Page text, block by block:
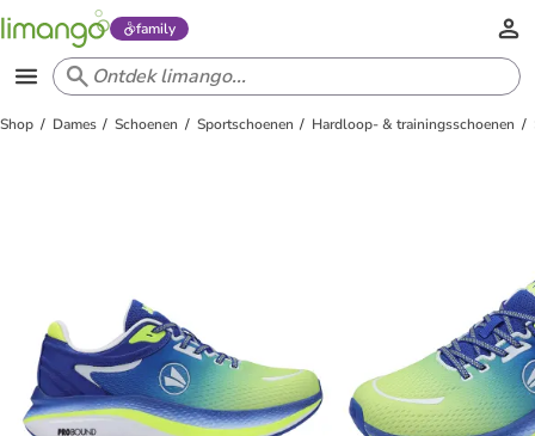
family
Shop Dames Schoenen Sportschoenen Hardloop- & trainingsschoenen